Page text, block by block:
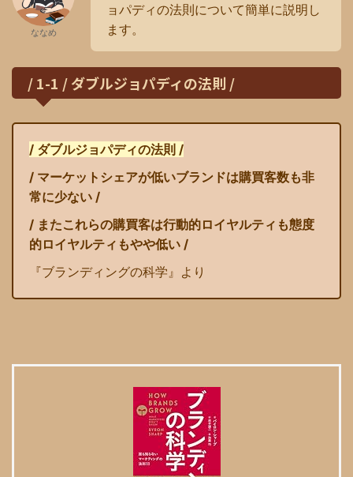
ななめ
ョパディの法則について簡単に説明し
ます。
/ 1-1 / ダブルジョパディの法則 /
/ ダブルジョパディの法則 /
/ マーケットシェアが低いブランドは購買客数も非
常に少ない /
/ またこれらの購買客は行動的ロイヤルティも態度
的ロイヤルティもやや低い /
『ブランディングの科学』より